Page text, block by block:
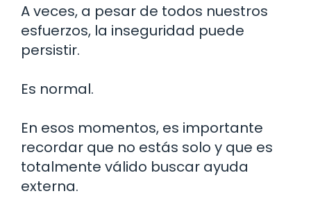
A veces, a pesar de todos nuestros
esfuerzos, la inseguridad puede
persistir.
Es normal.
En esos momentos, es importante
recordar que no estás solo y que es
totalmente válido buscar ayuda
externa.